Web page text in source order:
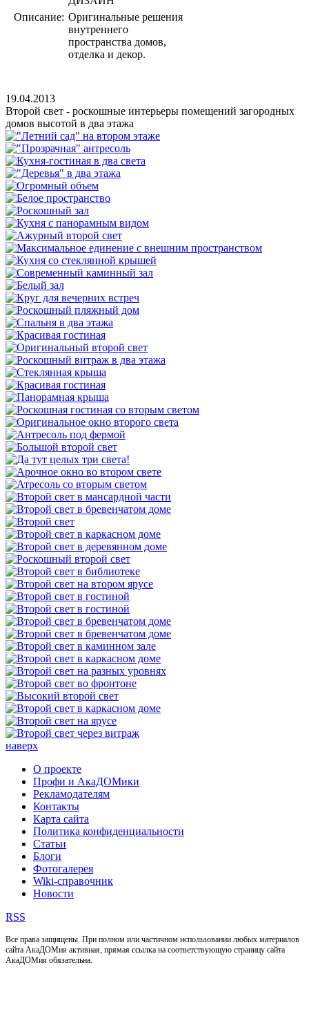
Описание: Оригинальные решения
внутреннего
пространства домов,
отделка и декор.
19.04.2013
Второй свет - роскошные интерьеры помещений загородных
домов высотой в два этажа
наверх
О проекте
Профи и АкаДОМики
Рекламодателям
Контакты
Карта сайта
Политика конфиденциальности
Статьи
Блоги
Фотогалерея
Wiki-справочник
Новости
RSS
Все права защищены. При полном или частичном использовании любых материалов
сайта АкаДОМия активная, прямая ссылка на соответствующую страницу сайта
АкаДОМия обязательна.